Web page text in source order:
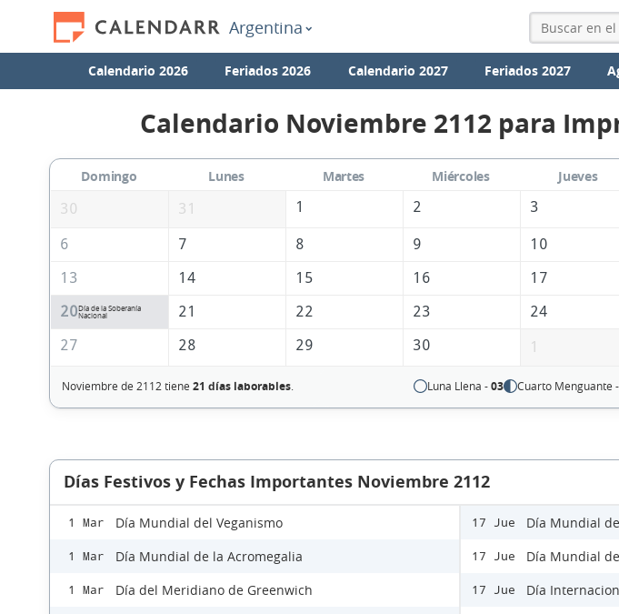
Argentina
Calendario 2026 Feriados 2026 Calendario 2027 Feriados 2027
Calendario Noviembre 2112 para
Domingo Lunes Martes Miércoles Jueves
30
31 1 2 3
6 7 8 9 10
13
14 15 16 17
20Día de la Soberanía
Nacional
21 22 23 24
27
28 29 30 1
Noviembre de 2112 tiene 21 días laborables. Luna Llena -03 Cuarto Menguante -
Días Festivos y Fechas Importantes Noviembre 2112
1 Mar Día Mundial del Veganismo
1 Mar Día Mundial de la Acromegalia
1 Mar Día del Meridiano de Greenwich
17 Jue Día Mundial
17 Jue Día Mundial
17 Jue Día